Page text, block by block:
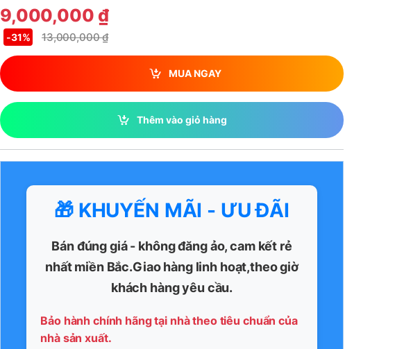
9,000,000 ₫
13,000,000₫
-31%
MUA NGAY
Thêm vào giỏ hàng
🎁 KHUYẾN MÃI - ƯU ĐÃI
Bán đúng giá - không đăng ảo, cam kết rẻ
nhất miền Bắc.Giao hàng linh hoạt,theo giờ
khách hàng yêu cầu.
Bảo hành chính hãng tại nhà theo tiêu chuẩn của
nhà sản xuất.